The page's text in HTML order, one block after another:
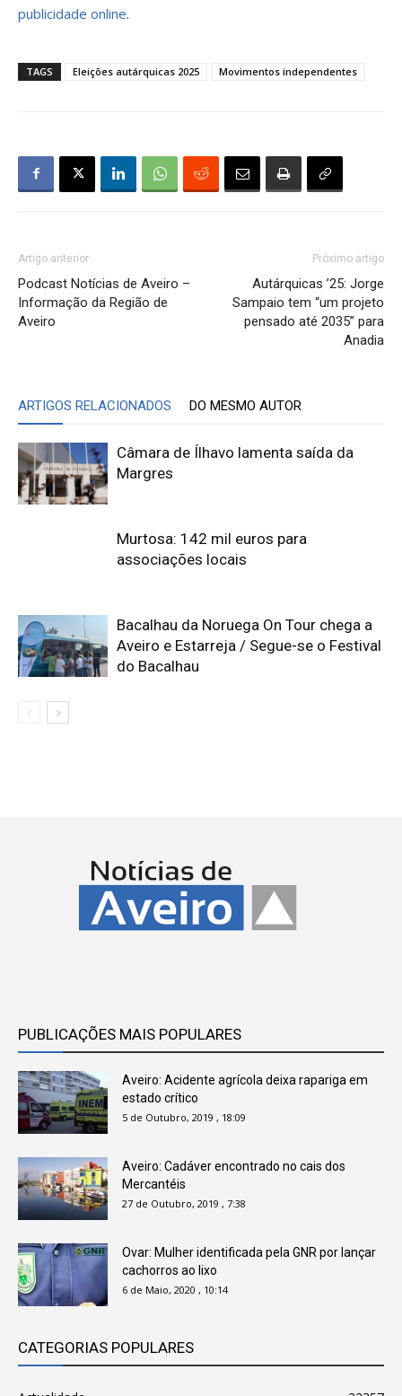
publicidade online.
TAGS Eleições autárquicas 2025 Movimentos independentes
Artigo anterior
Podcast Notícias de Aveiro –
Informação da Região de
Aveiro
Próximo artigo
Autárquicas ’25: Jorge
Sampaio tem “um projeto
pensado até 2035” para
Anadia
ARTIGOS RELACIONADOS DO MESMO AUTOR
Câmara de Ílhavo lamenta saída da
Margres
Murtosa: 142 mil euros para
associações locais
Bacalhau da Noruega On Tour chega a
Aveiro e Estarreja / Segue-se o Festival
do Bacalhau
PUBLICAÇÕES MAIS POPULARES
Aveiro: Acidente agrícola deixa rapariga em
estado crítico
5 de Outubro, 2019 , 18:09
Aveiro: Cadáver encontrado no cais dos
Mercantéis
27 de Outubro, 2019 , 7:38
Ovar: Mulher identificada pela GNR por lançar
cachorros ao lixo
6 de Maio, 2020 , 10:14
CATEGORIAS POPULARES